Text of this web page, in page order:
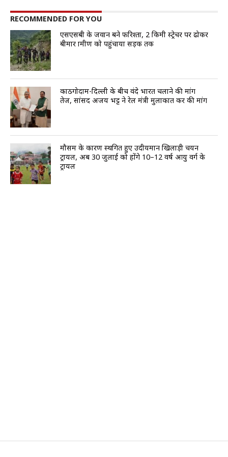
RECOMMENDED FOR YOU
एसएसबी के जवान बने फरिश्ता, 2 किमी स्ट्रेचर पर ढोकर
बीमार ग्रामीण को पहुंचाया सड़क तक
काठगोदाम-दिल्ली के बीच वंदे भारत चलाने की मांग
तेज, सांसद अजय भट्ट ने रेल मंत्री मुलाकात कर की मांग
मौसम के कारण स्थगित हुए उदीयमान खिलाड़ी चयन
ट्रायल, अब 30 जुलाई को होंगे 10–12 वर्ष आयु वर्ग के
ट्रायल